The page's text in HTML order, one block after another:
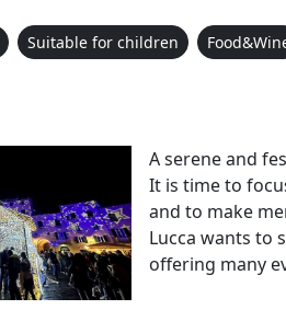
Suitable for children
Lucca Magico
A serene and
It is time to
and to make
Lucca wants to
offering many